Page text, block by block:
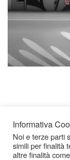
Icarius.com
Informativa
Noi e terze parti
simili per finalità
altre finalità